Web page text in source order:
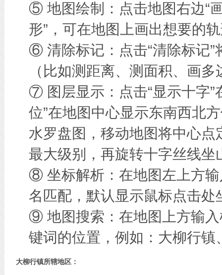
⑤ 地图绘制：点击地图右边“画
形”，可在地图上画出想要的
⑥ 清除标记：点击“清除标记
（比如测距离、测面积、画多
⑦ 图层显示：点击“显示十字”
位”在地图中心显示东南西北
水罗盘图，移动地图将中心
最大级别，再旋转十字丝线坐
⑧ 坐标解析：在地图左上方
名匹配，默认显示鼠标点击处
⑨ 地图搜索：在地图上方输
键词的位置，例如：大柳行
大柳行镇所辖地区：